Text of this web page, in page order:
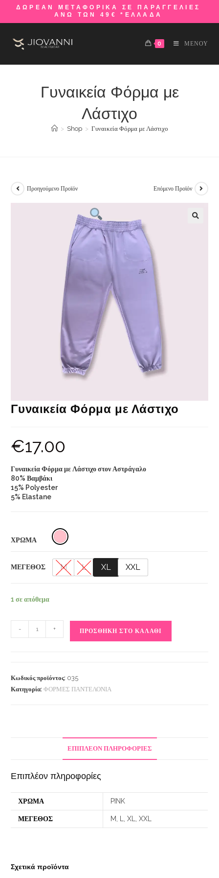
ΔΩΡΕΑΝ ΜΕΤΑΦΟΡΙΚΑ ΣΕ ΠΑΡΑΓΓΕΛΙΕΣ
ΑΝΩ ΤΩΝ 49€ *ΕΛΛΑΔΑ
0 ΜΕΝΟΥ
Γυναικεία Φόρμα με
Λάστιχο
> Shop > Γυναικεία Φόρμα με Λάστιχο
Προηγούμενο Προϊόν Επόμενο Προϊόν
Γυναικεία Φόρμα με Λάστιχο
€17.00
Γυναικεία Φόρμα με Λάστιχο στον Αστράγαλο
80% Βαμβάκι
15% Polyester
5% Elastane
ΧΡΩΜΑ
ΜΕΓΕΘΟΣ M L XL XXL
1 σε απόθεμα
- + ΠΡΟΣΘΉΚΗ ΣΤΟ ΚΑΛΆΘΙ
Κωδικός προϊόντος: 035
Κατηγορία:ΦΟΡΜΕΣ ΠΑΝΤΕΛΟΝΙΑ
ΕΠΙΠΛΈΟΝ ΠΛΗΡΟΦΟΡΊΕΣ
Επιπλέον πληροφορίες
ΧΡΩΜΑ PINK
ΜΕΓΕΘΟΣ M, L, XL, XXL
Σχετικά προϊόντα